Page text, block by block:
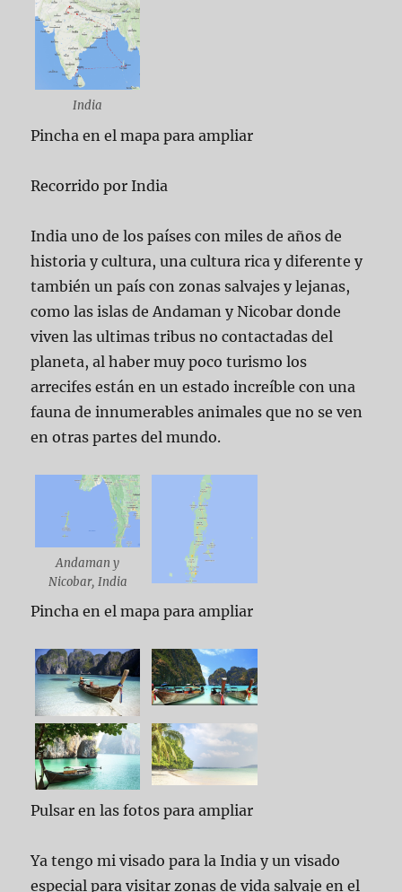
India
Pincha en el mapa para ampliar
Recorrido por India
India uno de los países con miles de años de
historia y cultura, una cultura rica y diferente y
también un país con zonas salvajes y lejanas,
como las islas de Andaman y Nicobar donde
viven las ultimas tribus no contactadas del
planeta, al haber muy poco turismo los
arrecifes están en un estado increíble con una
fauna de innumerables animales que no se ven
en otras partes del mundo.
Andaman y
Nicobar, India
Pincha en el mapa para ampliar
Pulsar en las fotos para ampliar
Ya tengo mi visado para la India y un visado
especial para visitar zonas de vida salvaje en el